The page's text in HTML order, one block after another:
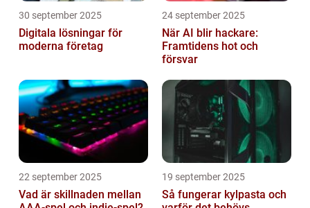
30 september 2025
Digitala lösningar för
moderna företag
24 september 2025
När AI blir hackare:
Framtidens hot och
försvar
22 september 2025
Vad är skillnaden mellan
19 september 2025
Så fungerar kylpasta och